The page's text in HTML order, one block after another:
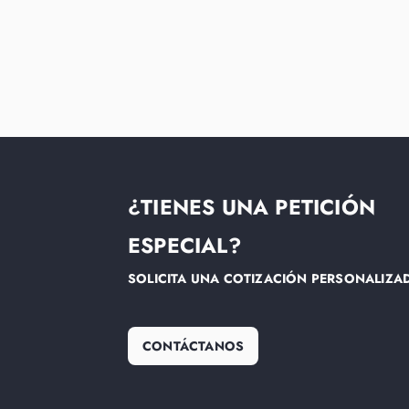
¿TIENES UNA PETICIÓN
ESPECIAL?
SOLICITA UNA COTIZACIÓN
CONTÁCTANOS